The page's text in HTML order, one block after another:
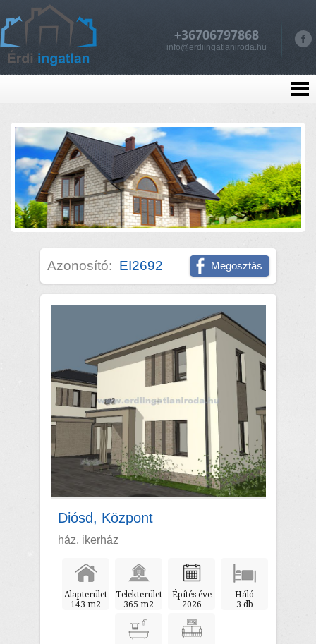
+36706797868
info@erdiingatlaniroda.hu
Azonosító: EI2692 Megosztás
Diósd, Központ
ház, ikerház
Alapterület
143 m2
Telekterület
365 m2
Építés éve
2026
Háló
3 db